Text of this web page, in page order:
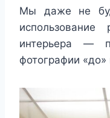
Мы даже не
интерьера —
фотографии «до»